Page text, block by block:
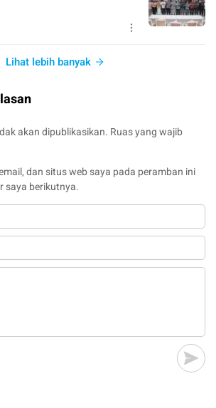
Lihat lebih banyak
akan dipublikasikan. Ruas yang wajib
dan situs web saya pada peramban ini
saya berikutnya.